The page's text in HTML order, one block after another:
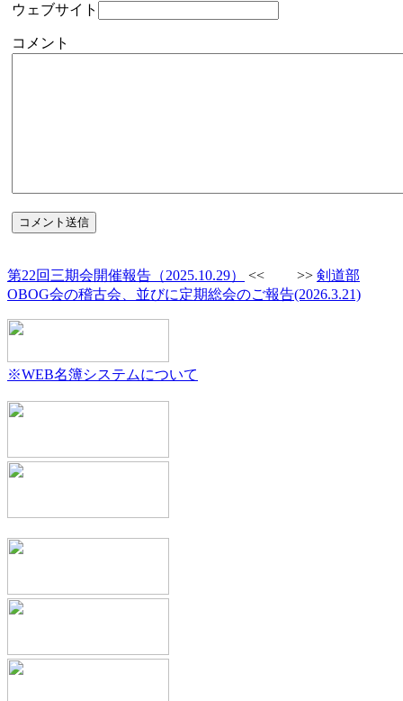
ウェブサイト
コメント
第22回三期会開催報告（2025.10.29） << >> 剣道部
OBOG会の稽古会、並びに定期総会のご報告(2026.3.21)
※WEB名簿システムについて